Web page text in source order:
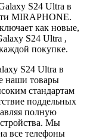
S24 Ultra в
MIRAPHONE.
как новые,
S24 Ultra ,
покупке.
S24 Ultra в
наши товары
стандартам
поддельных
полную
Мы
все телефоны